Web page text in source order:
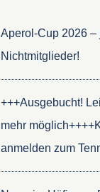
Aperol-Cup 2026 –
Nichtmitglieder!
+++Ausgebucht!
mehr
anmelden zum